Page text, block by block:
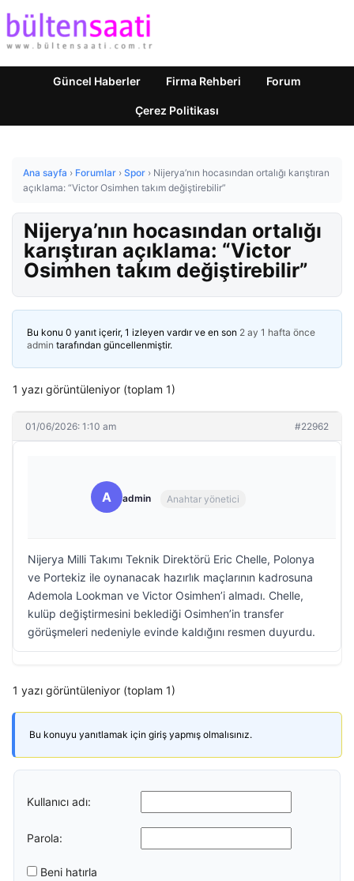
Güncel Haberler Firma Rehberi Forum
Çerez Politikası
Ana sayfa › Forumlar › Spor › Nijerya’nın hocasından ortalığı karıştıran
açıklama: “Victor Osimhen takım değiştirebilir”
Nijerya’nın hocasından ortalığı
karıştıran açıklama: “Victor
Osimhen takım değiştirebilir”
Bu konu 0 yanıt içerir, 1 izleyen vardır ve en son 2 ay 1 hafta önce
admin tarafından güncellenmiştir.
1 yazı görüntüleniyor (toplam 1)
01/06/2026: 1:10 am #22962
A admin Anahtar yönetici
Nijerya Milli Takımı Teknik Direktörü Eric Chelle, Polonya
ve Portekiz ile oynanacak hazırlık maçlarının kadrosuna
Ademola Lookman ve Victor Osimhen’i almadı. Chelle,
kulüp değiştirmesini beklediği Osimhen’in transfer
görüşmeleri nedeniyle evinde kaldığını resmen duyurdu.
1 yazı görüntüleniyor (toplam 1)
Bu konuyu yanıtlamak için giriş yapmış olmalısınız.
Kullanıcı adı:
Parola:
Beni hatırla